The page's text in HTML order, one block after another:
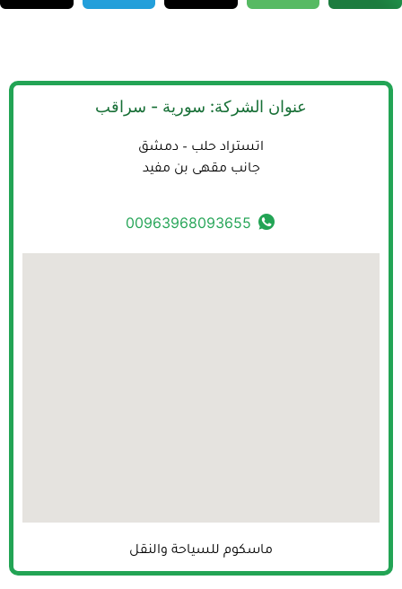
عنوان الشركة: سورية - سراقب
اتستراد حلب – دمشق
جانب مقهى بن مفيد
00963968093655
ماسكوم للسياحة والنقل